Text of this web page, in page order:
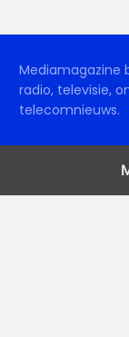
Mediamagazine
radio, televisie,
telecomnieuws.